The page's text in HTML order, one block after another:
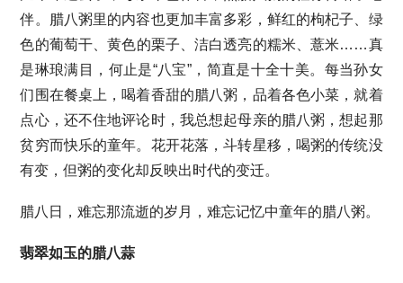
伴。腊八粥里的内容也更加丰富多彩，鲜红的枸杞子、绿
色的葡萄干、黄色的栗子、洁白透亮的糯米、薏米……真
是琳琅满目，何止是“八宝”，简直是十全十美。每当孙女
们围在餐桌上，喝着香甜的腊八粥，品着各色小菜，就着
点心，还不住地评论时，我总想起母亲的腊八粥，想起那
贫穷而快乐的童年。花开花落，斗转星移，喝粥的传统没
有变，但粥的变化却反映出时代的变迁。
腊八日，难忘那流逝的岁月，难忘记忆中童年的腊八粥。
翡翠如玉的腊八蒜